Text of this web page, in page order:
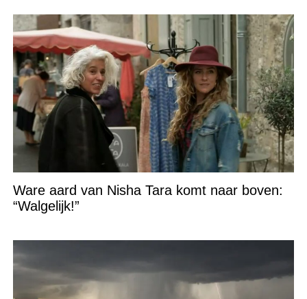
Ware aard van Nisha Tara komt naar boven:
“Walgelijk!”